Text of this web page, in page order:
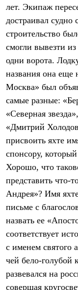
Брюки
Штормовая одежда
Софтшелл одежда
Куртки
Брюки
Лёгкая одежда
Рубашки
Футболки
Брюки
Термобелье
Теплое термобелье
Среднее термобелье
Легкое термобелье
Флисовая одежда
Брюки
Детская одежда
Утепленная пухом
Комбинезоны
Куртки
Комбинезоны
Куртки
Лёгкая одежда
Футболки
лет. Экипаж
достраивал судно
строительство
смогли вывезти
одни ворота.
названия она еще
Москва» был
самые разные:
«Северная
«Дмитрий
присвоить яхте
спонсору,
Хорошо, что
представить что-
Андрея»? Имя
письме с
назвать ее
соответствует
с именем святого
чей бело-голубой
развевался на
совершая